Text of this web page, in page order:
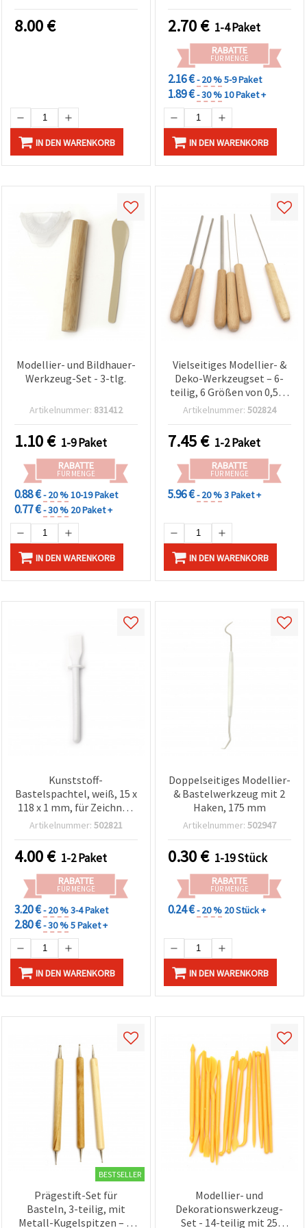
8.00€
IN DEN WARENKORB
2.70€ 1-4 Paket
RABATTE
FÜR MENGE
2.16 €- 20 %5-9 Paket
1.89 €- 30 %10 Paket +
IN DEN WARENKORB
Modellier- und Bildhauer-
Werkzeug-Set - 3-tlg.
Artikelnummer: 831412
1.10€ 1-9 Paket
RABATTE
FÜR MENGE
0.88 €- 20 %10-19 Paket
0.77 €- 30 % 20 Paket +
IN DEN WARENKORB
Vielseitiges Modellier- &
Deko-Werkzeugset – 6-
teilig, 6 Größen von 0,5–4
mm, für Basteln, DIY und
Artikelnummer: 502824
7.45€ 1-2 Paket
RABATTE
FÜR MENGE
5.96 €- 20 %3 Paket +
IN DEN WARENKORB
Kunststoff-
Bastelspachtel, weiß, 15 x
118 x 1 mm, für Zeichnen
& Modellieren – 10er-Pack
Artikelnummer: 502821
4.00€ 1-2 Paket
RABATTE
FÜR MENGE
3.20 €- 20 %3-4 Paket
2.80 €- 30 %5 Paket +
IN DEN WARENKORB
Doppelseitiges Modellier-
& Bastelwerkzeug mit 2
Haken, 175 mm
Artikelnummer: 502947
0.30€ 1-19 Stück
RABATTE
FÜR MENGE
0.24 €- 20 % 20 Stück +
IN DEN WARENKORB
BESTSELLER
Prägestift-Set für
Basteln, 3-teilig, mit
Metall-Kugelspitzen – Ø
Modellier- und
Dekorationswerkzeug-
Set - 14-teilig mit 25